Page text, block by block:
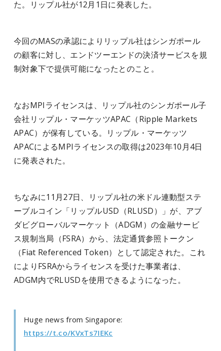
た。リップル社が12月1日に発表した。
今回のMASの承認によりリップル社はシンガポール
の顧客に対し、エンドツーエンドの決済サービスを規
制対象下で提供可能になったとのこと。
なおMPIライセンスは、リップル社のシンガポール子
会社リップル・マーケッツAPAC（Ripple Markets
APAC）が保有している。リップル・マーケッツ
APACによるMPIライセンスの取得は2023年10月4日
に発表された。
ちなみに11月27日、リップル社の米ドル連動型ステ
ーブルコイン「リップルUSD（RLUSD）」が、アブ
ダビグローバルマーケット（ADGM）の金融サービ
ス規制当局（FSRA）から、法定通貨参照トークン
（Fiat Referenced Token）として認定された。これ
によりFSRAからライセンスを受けた事業者は、
ADGM内でRLUSDを使用できるようになった。
Huge news from Singapore:
https://t.co/KVxTs7IEKc